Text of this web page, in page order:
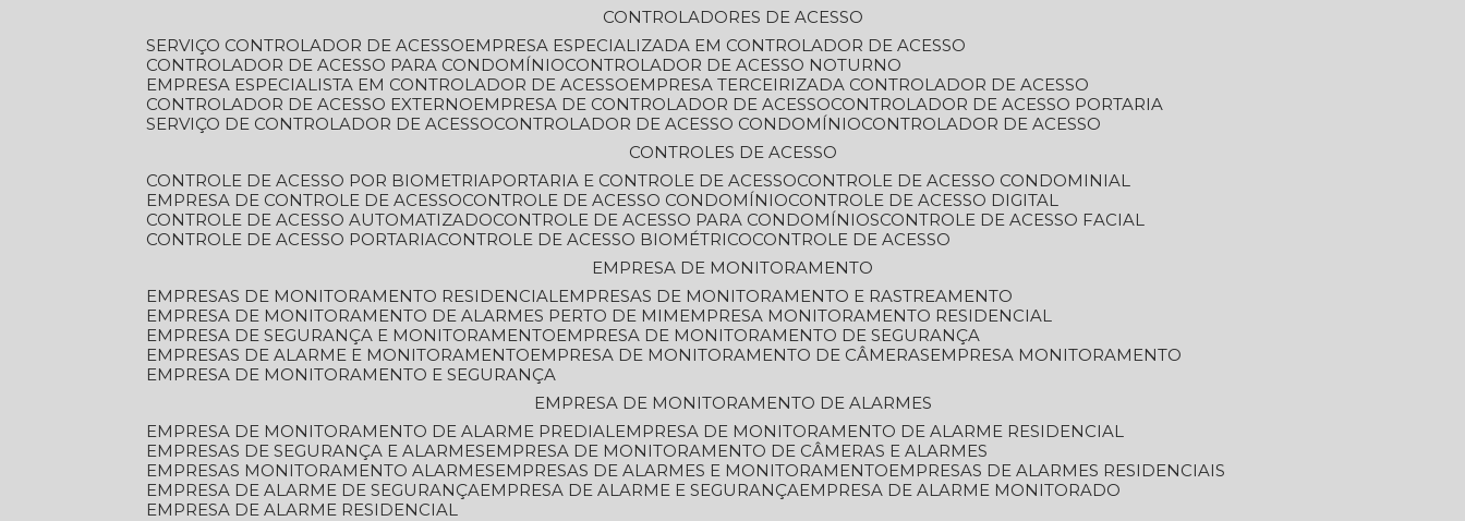
CONTROLADORES DE ACESSO
SERVIÇO CONTROLADOR DE ACESSO
EMPRESA ESPECIALIZADA EM CONTROLADOR DE ACESSO
CONTROLADOR DE ACESSO PARA CONDOMÍNIO
CONTROLADOR DE ACESSO NOTURNO
EMPRESA ESPECIALISTA EM CONTROLADOR DE ACESSO
EMPRESA TERCEIRIZADA CONTROLADOR DE ACESSO
CONTROLADOR DE ACESSO EXTERNO
EMPRESA DE CONTROLADOR DE ACESSO
CONTROLADOR DE ACESSO PORTARIA
SERVIÇO DE CONTROLADOR DE ACESSO
CONTROLADOR DE ACESSO CONDOMÍNIO
CONTROLADOR DE ACESSO
CONTROLES DE ACESSO
CONTROLE DE ACESSO POR BIOMETRIA
PORTARIA E CONTROLE DE ACESSO
CONTROLE DE ACESSO CONDOMINIAL
EMPRESA DE CONTROLE DE ACESSO
CONTROLE DE ACESSO CONDOMÍNIO
CONTROLE DE ACESSO DIGITAL
CONTROLE DE ACESSO AUTOMATIZADO
CONTROLE DE ACESSO PARA CONDOMÍNIOS
CONTROLE DE ACESSO FACIAL
CONTROLE DE ACESSO PORTARIA CONTROLE DE ACESSO BIOMÉTRICO
CONTROLE DE ACESSO
EMPRESA DE MONITORAMENTO
EMPRESAS DE MONITORAMENTO RESIDENCIAL
EMPRESAS DE MONITORAMENTO E RASTREAMENTO
EMPRESA DE MONITORAMENTO DE ALARMES PERTO DE MIM
EMPRESA MONITORAMENTO RESIDENCIAL
EMPRESA DE SEGURANÇA E MONITORAMENTO
EMPRESA DE MONITORAMENTO DE SEGURANÇA
EMPRESAS DE ALARME E MONITORAMENTO
EMPRESA DE MONITORAMENTO DE CÂMERAS
EMPRESA MONITORAMENTO
EMPRESA DE MONITORAMENTO E SEGURANÇA
EMPRESA DE MONITORAMENTO DE ALARMES
EMPRESA DE MONITORAMENTO DE ALARME PREDIAL
EMPRESA DE MONITORAMENTO DE ALARME RESIDENCIAL
EMPRESAS DE SEGURANÇA E ALARMES
EMPRESA DE MONITORAMENTO DE CÂMERAS E ALARMES
EMPRESAS MONITORAMENTO ALARMES
EMPRESAS DE ALARMES E MONITORAMENTO
EMPRESAS DE ALARMES RESIDENCIAIS
EMPRESA DE ALARME DE SEGURANÇA
EMPRESA DE ALARME E SEGURANÇA
EMPRESA DE ALARME MONITORADO
EMPRESA DE ALARME RESIDENCIAL